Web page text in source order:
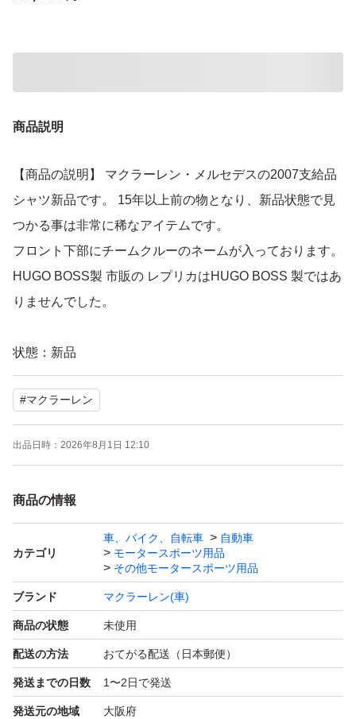
商品説明
【商品の説明】 マクラーレン・メルセデスの2007支給品
シャツ新品です。 15年以上前の物となり、新品状態で見
つかる事は非常に稀なアイテムです。
フロント下部にチームクルーのネームが入っております。
HUGO BOSS製 市販の レプリカはHUGO BOSS 製ではあ
りませんでした。
状態：新品
表記サイズ・実寸：XXL 身幅 62cm 着丈 73cm
注意事項： チームスタッフ専用に作られた支給品にな
り、一般販売される市販品のレプリカウェア等とは保管方
お控えください。
落札後はノークレームノーリターンでお願いします。
#マクラーレン
出品日時： 2026年8月1日 12:10
商品の情報
カテゴリ
車、バイク、自転車
自動車
モータースポーツ用品
その他モータースポーツ用品
ブランド マクラーレン(車)
商品の状態 未使用
配送の方法 おてがる配送（日本郵便）
発送までの日数 1〜2日で発送
発送元の地域 大阪府